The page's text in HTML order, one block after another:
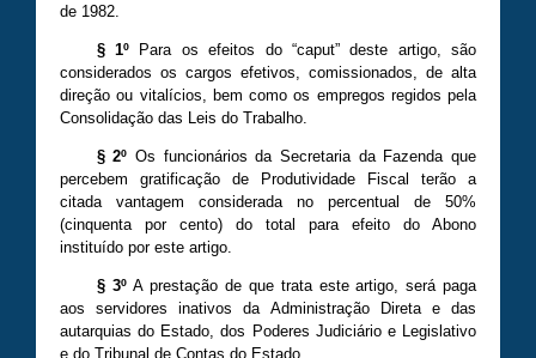
de 1982.
§ 1º
Para os efeitos do “caput” deste artigo, são
considerados os cargos efetivos, comissionados, de alta
direção ou vitalícios, bem como os empregos regidos pela
Consolidação das Leis do Trabalho.
§ 2ºOs funcionários da Secretaria da Fazenda que
percebem gratificação de Produtividade Fiscal terão a
citada vantagem considerada no percentual de 50%
(cinquenta por cento) do total para efeito do Abono
instituído por este artigo.
§ 3ºA prestação de que trata este artigo, será paga
aos servidores inativos da Administração Direta e das
autarquias do Estado, dos Poderes Judiciário e Legislativo
e do Tribunal de Contas do Estado.